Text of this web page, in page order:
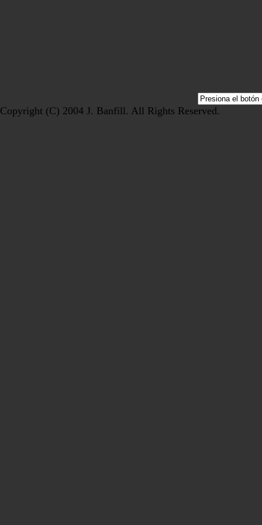
Copyright (C) 2004 J. Banfill. All Rights Reserved.